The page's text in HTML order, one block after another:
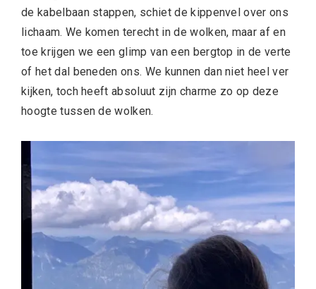
de kabelbaan stappen, schiet de kippenvel over ons
lichaam. We komen terecht in de wolken, maar af en
toe krijgen we een glimp van een bergtop in de verte
of het dal beneden ons. We kunnen dan niet heel ver
kijken, toch heeft absoluut zijn charme zo op deze
hoogte tussen de wolken.